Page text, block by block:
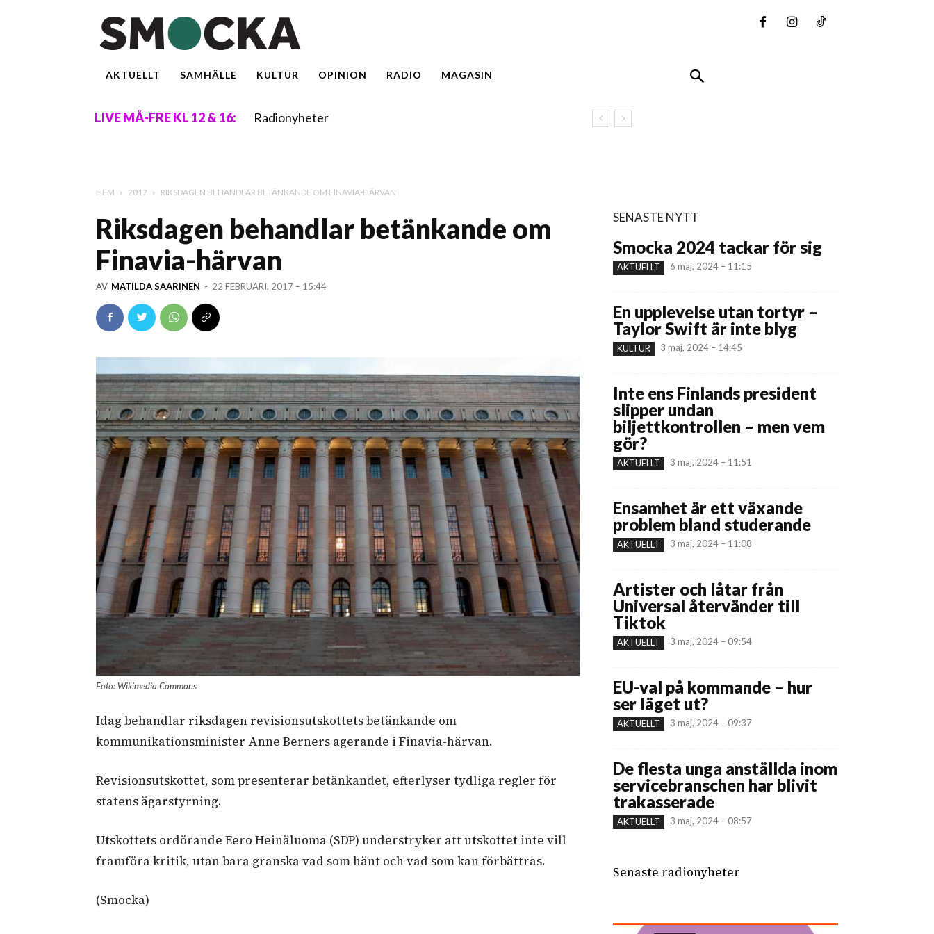
AKTUELLT SAMHÄLLE KULTUR OPINION RADIO MAGASIN
LIVE MÅ-FRE KL 12 & 16: Radionyheter
HEM 2017 RIKSDAGEN BEHANDLAR BETÄNKANDE OM FINAVIA-HÄRVAN
Riksdagen behandlar betänkande om
Finavia-härvan
AV MATILDA SAARINEN - 22 FEBRUARI, 2017 – 15:44
Foto: Wikimedia Commons
Idag behandlar riksdagen revisionsutskottets betänkande om
kommunikationsminister Anne Berners agerande i Finavia-härvan.
Revisionsutskottet, som presenterar betänkandet, efterlyser tydliga regler för
statens ägarstyrning.
Utskottets ordörande Eero Heinäluoma (SDP) understryker att utskottet inte vill
framföra kritik, utan bara granska vad som hänt och vad som kan förbättras.
(Smocka)
SENASTE NYTT
Smocka 2024 tackar för sig
AKTUELLT 6 maj, 2024 – 11:15
En upplevelse utan tortyr –
Taylor Swift är inte blyg
KULTUR 3 maj, 2024 – 14:45
Inte ens Finlands president
slipper undan
biljettkontrollen – men vem
gör?
AKTUELLT 3 maj, 2024 – 11:51
Ensamhet är ett växande
problem bland studerande
AKTUELLT 3 maj, 2024 – 11:08
Artister och låtar från
Universal återvänder till
Tiktok
AKTUELLT 3 maj, 2024 – 09:54
EU-val på kommande – hur
ser läget ut?
AKTUELLT 3 maj, 2024 – 09:37
De flesta unga anställda inom
servicebranschen har blivit
trakasserade
AKTUELLT 3 maj, 2024 – 08:57
Senaste radionyheter